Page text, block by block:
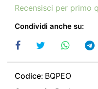
Recensisci per primo
Condividi anche su:
Codice: BQPEO